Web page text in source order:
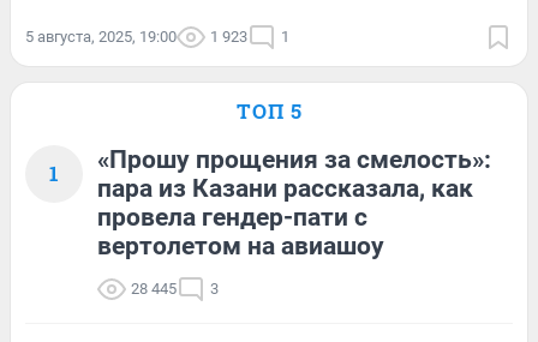
5 августа, 2025, 19:00 1 923 1
ТОП 5
1
«Прошу прощения за смелость»:
пара из Казани рассказала, как
провела гендер-пати с
вертолетом на авиашоу
28 445 3